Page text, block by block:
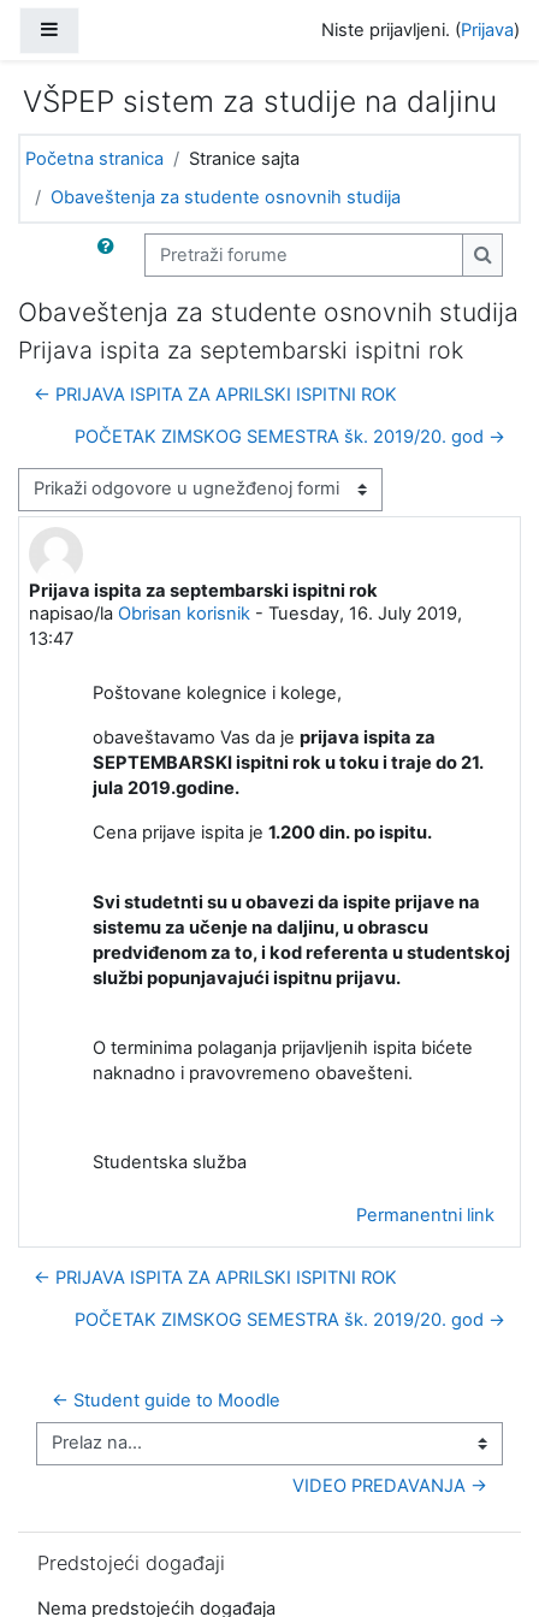
Niste prijavljeni. (Prijava)
VŠPEP sistem za studije na daljinu
Početna stranica
Stranice sajta
Obaveštenja za studente osnovnih studija
Pretraži forume
Obaveštenja za studente osnovnih studija
Prijava ispita za septembarski ispitni rok
← PRIJAVA ISPITA ZA APRILSKI ISPITNI ROK
POČETAK ZIMSKOG SEMESTRA šk. 2019/20. god →
Način prikazivanja
Prijava ispita za septembarski ispitni rok
napisao/la Obrisan korisnik - Tuesday, 16. July 2019,
13:47
Broj odgovora: 0
Poštovane kolegnice i kolege,
obaveštavamo Vas da je prijava ispita za
SEPTEMBARSKI ispitni rok u toku i traje do 21.
jula 2019.godine.
Cena prijave ispita je 1.200 din. po ispitu.
Svi studetnti su u obavezi da ispite prijave na
sistemu za učenje na daljinu, u obrascu
predviđenom za to, i kod referenta u studentskoj
službi popunjavajući ispitnu prijavu.
O terminima polaganja prijavljenih ispita bićete
naknadno i pravovremeno obavešteni.
Studentska služba
Permanentni link
← PRIJAVA ISPITA ZA APRILSKI ISPITNI ROK
POČETAK ZIMSKOG SEMESTRA šk. 2019/20. god →
← Student guide to Moodle
Prelaz na...
VIDEO PREDAVANJA →
Predstojeći događaji
Nema predstojećih događaja